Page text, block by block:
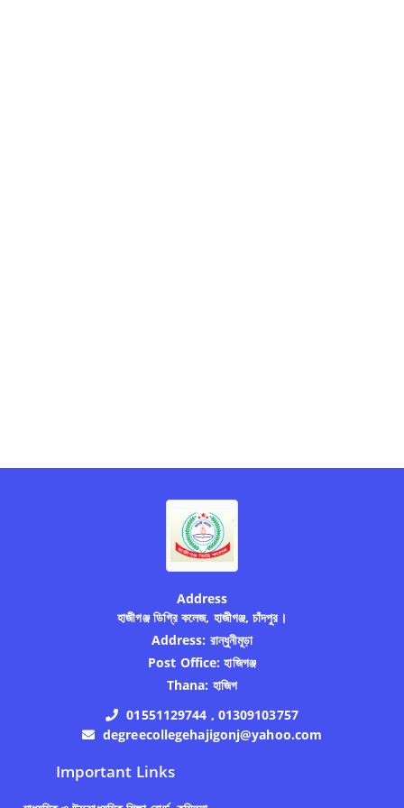
Address
হাজীগঞ্জ ডিগ্রি কলেজ, হাজীগঞ্জ, চাঁদপুর।
Address: রান্ধুনীমূড়া
Post Office: হাজিগঞ্জ
Thana: হাজিগ
01551129744 , 01309103757
degreecollegehajigonj@yahoo.com
Important Links